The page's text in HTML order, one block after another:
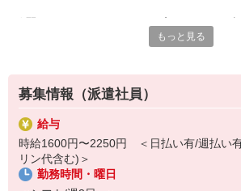
[ お仕事 ]
・見守りや困りごとのサポート
・清掃業務
・個人に合わせた生活介助
・ご家族様の来訪対応 など
もっと見る
募集情報（派遣社員）
給与
時給1600円〜2250円 ＜日払い有/週払い
リン代含む)＞
勤務時間・曜日